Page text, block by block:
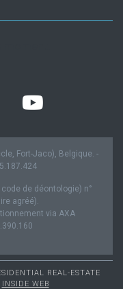
Fort-Jaco), Belgique. -
de déontologie) n°
agréé).
via AXA
REAL-ESTATE
INSIDE WEB